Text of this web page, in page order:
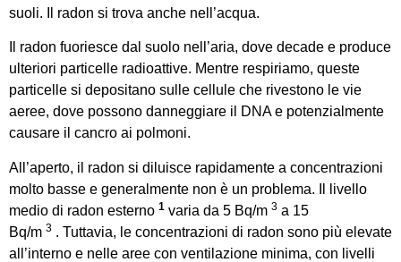
suoli. Il radon si trova anche nell’acqua.
Il radon fuoriesce dal suolo nell’aria, dove decade e produce
ulteriori particelle radioattive. Mentre respiriamo, queste
particelle si depositano sulle cellule che rivestono le vie
aeree, dove possono danneggiare il DNA e potenzialmente
causare il cancro ai polmoni.
All’aperto, il radon si diluisce rapidamente a concentrazioni
molto basse e generalmente non è un problema. Il livello
medio di radon esterno 1 varia da 5 Bq/m 3 a 15
Bq/m 3 . Tuttavia, le concentrazioni di radon sono più elevate
all’interno e nelle aree con ventilazione minima, con livelli